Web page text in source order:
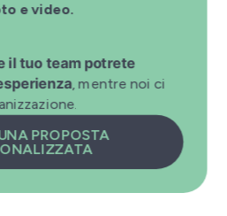
e video.
il tuo team potrete
, mentre noi ci
PROPOSTA